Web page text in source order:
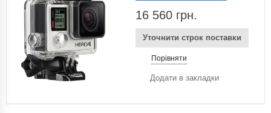
16 560 грн.
Уточнити строк поставки
Порівняти
Додати в закладки